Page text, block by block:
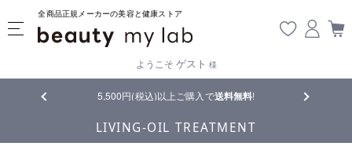
全商品正規メーカーの美容と健康ストア
ようこそ ゲスト 様
5,500円(税込)以上ご購入で送料無料! 【重要】熊本
LIVING-OIL TREATMENT